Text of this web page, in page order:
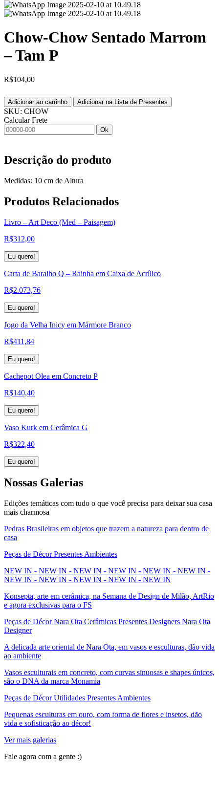
Chow-Chow Sentado Marrom
– Tam P
R$104,00
Adicionar ao carrinho Adicionar na Lista de Presentes
SKU: CHOW
Calcular Frete
Ok
Descrição do produto
Medidas: 10 cm de Altura
Produtos Relacionados
Livro – Art Deco (Med – Paisagem)
R$312,00
Eu quero!
Carta de Baralho Q – Rainha em Caixa de Acrílico
R$2.073,76
Eu quero!
Jogo da Velha Inicy em Mármore Branco
R$411,84
Eu quero!
Cachepot Olea em Concreto P
R$140,40
Eu quero!
Vaso Kurk em Cerâmica G
R$322,40
Eu quero!
Nossas Galerias
Edições temáticas com tudo o que você precisa para deixar sua casa
mais charmosa
Pedras Brasileiras em objetos que trazem a natureza para dentro de
casa
Peças de Décor Presentes Ambientes
NEW IN - NEW IN - NEW IN - NEW IN - NEW IN - NEW IN -
NEW IN - NEW IN - NEW IN - NEW IN - NEW IN
Konsepta, arte em cerâmica, na Semana de Design de Milão, ArtRio
e agora exclusivas para o FS
Peças de Décor Nara Ota Cerâmicas Presentes Designers Nara Ota
Designer
A delicada arte oriental de Nara Ota, em vasos e esculturas, dão vida
ao ambiente
Vasos esculturais em concreto, com curvas sinuosas e shapes únicos,
são o DNA da marca Monamia
Peças de Décor Utilidades Presentes Ambientes
Pequenas esculturas em ouro, com forma de flores e insetos, dão
vida e sofisticação ao décor!
Ver mais galerias
Fale agora com a gente :)